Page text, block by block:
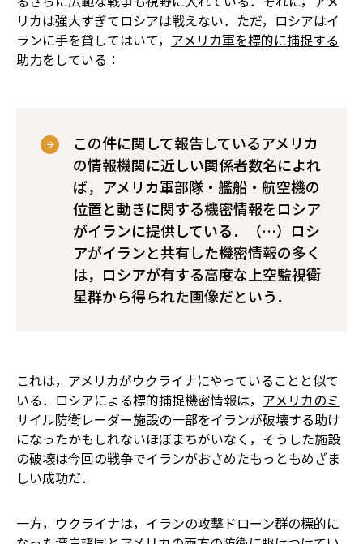
リカは強大すぎてロシアは戦えない．ただ，ロシアはイ
ランに手を貸してはいて， アメリカ軍を標的に捕捉する
助力をしている ：
この件に関して報告しているアメリカ
の情報機関に近しい関係者数名によれ
ば，アメリカ軍部隊・艦船・航空機の
位置と動きに関する機密情報をロシア
がイランに提供している．（…）ロシ
アがイランと共有した機密情報の多く
は，ロシアが有する高度な上空監視衛
星群から得られた画像だという．
これは，アメリカがウクライナにやっていることと似て
いる．ロシアによる標的捕捉機密情報は， アメリカのミ
サイル防衛レーダー施設の一部をイランが破壊する助け
になったかもしれない――ほぼまちがいなく，そうした施設
の破壊は今回の戦争でイランがおさめたもっともめざま
しい成功だ．
一方，ウクライナは，イランの攻撃ドローン群の標的に